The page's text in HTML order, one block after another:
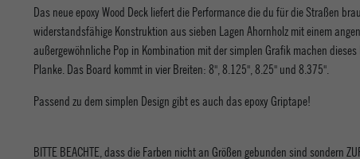
Das neue epoxy Wood Deck liefert die Performance die du für die Straßen
widerstandsfähige Konstruktion aus sieben Lagen Ahornholz mit einem
außergewöhnliche Pop in Kombination mit der simplen Grafik machen
Planke. Das Board kommt in vier Breiten: 8'', 8.125'', 8.25'' und 8.375''.
Passend zu dem simplen Design gibt es auch das epoxy Griptape!
BITTE BEACHTE, dass die Farben nicht an Größen gebunden sind sondern